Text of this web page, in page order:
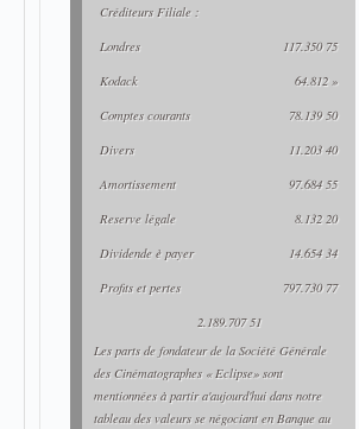
Créditeurs Filiale :
Londres 117.350 75
Kodack 64.812 »
Comptes courants 78.139 50
Divers 11.203 40
Amortissement 97.684 55
Reserve légale 8.132 20
Dividende è payer 14.654 34
Profits et pertes 797.730 77
2.189.707 51
Les parts de fondateur de la Société Générale
des Cinématographes « Eclipse» sont
mentionnées à partir a'aujourd'hui dans notre
tableau des valeurs se négociant en Banque au